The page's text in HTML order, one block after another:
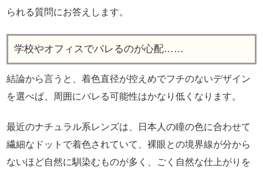
られる質問にお答えします。
学校やオフィスでバレるのが心配……
結論から言うと、着色直径が控えめでフチのないデザイン
を選べば、周囲にバレる可能性はかなり低くなります。
最近のナチュラル系レンズは、日本人の瞳の色に合わせて
繊細なドットで着色されていて、裸眼との境界線が分から
ないほど自然に馴染むものが多く、ごく自然な仕上がりを